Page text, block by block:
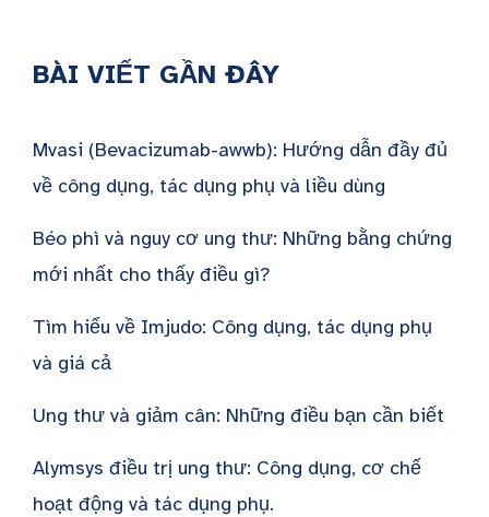
BÀI VIẾT GẦN ĐÂY
Mvasi (Bevacizumab-awwb): Hướng dẫn đầy đủ
về công dụng, tác dụng phụ và liều dùng
Béo phì và nguy cơ ung thư: Những bằng chứng
mới nhất cho thấy điều gì?
Tìm hiểu về Imjudo: Công dụng, tác dụng phụ
và giá cả
Ung thư và giảm cân: Những điều bạn cần biết
Alymsys điều trị ung thư: Công dụng, cơ chế
hoạt động và tác dụng phụ.